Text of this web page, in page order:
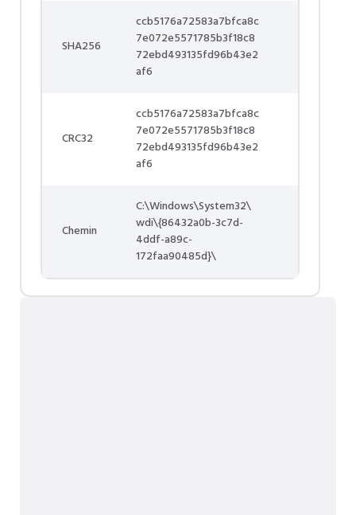
SHA256
ccb5176a72583a7bfca8c
7e072e5571785b3f18c8
72ebd493135fd96b43e2
af6
CRC32
ccb5176a72583a7bfca8c
7e072e5571785b3f18c8
72ebd493135fd96b43e2
af6
Chemin
C:\Windows\System32\
wdi\{86432a0b-3c7d-
4ddf-a89c-
172faa90485d}\